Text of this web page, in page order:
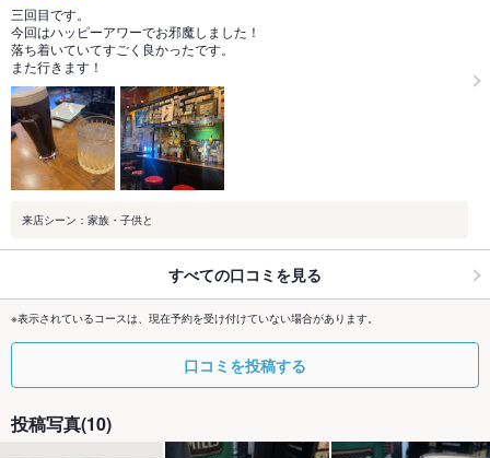
三回目です。
今回はハッピーアワーでお邪魔しました！
落ち着いていてすごく良かったです。
また行きます！
来店シーン：家族・子供と
すべての口コミを見る
※表示されているコースは、現在予約を受け付けていない場合があります。
口コミを投稿する
投稿写真(10)